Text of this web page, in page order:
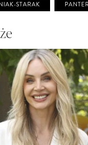
STARAK